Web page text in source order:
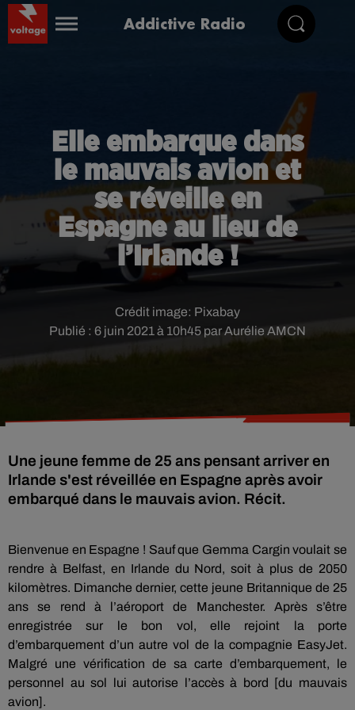
Addictive Radio
Elle embarque dans
le mauvais avion et
se réveille en
Espagne au lieu de
l’Irlande !
Publié : 6 juin 2021 à 10h45 par Aurélie AMCN
Crédit image: Pixabay
Une jeune femme de 25 ans pensant arriver en
Irlande s'est réveillée en Espagne après avoir
embarqué dans le mauvais avion. Récit.
Bienvenue en Espagne ! Sauf que Gemma Cargin voulait se
rendre à Belfast, en Irlande du Nord, soit à plus de 2050
kilomètres. Dimanche dernier, cette jeune Britannique de 25
ans se rend à l’aéroport de Manchester. Après s’être
enregistrée sur le bon vol, elle rejoint la porte
d’embarquement d’un autre vol de la compagnie EasyJet.
Malgré une vérification de sa carte d’embarquement, le
personnel au sol lui autorise l’accès à bord [du mauvais
avion].